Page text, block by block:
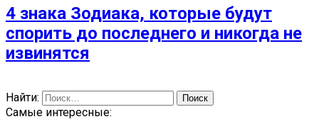
4 знака Зодиака, которые будут
спорить до последнего и никогда не
извинятся
Найти:
Самые интересные: